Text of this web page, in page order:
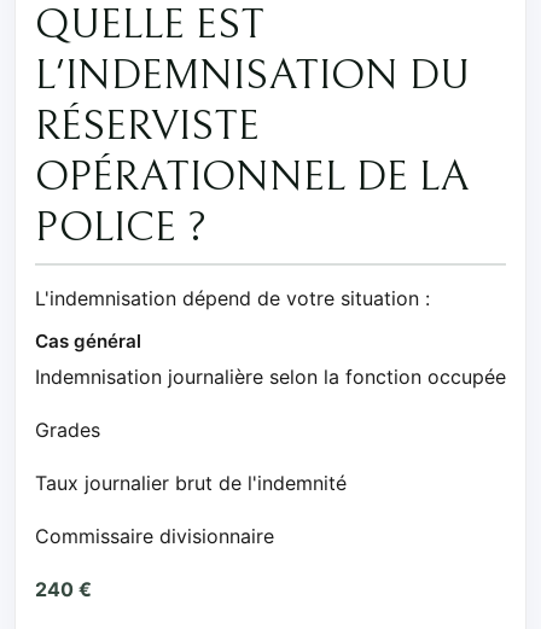
QUELLE EST
L'INDEMNISATION DU
RÉSERVISTE
OPÉRATIONNEL DE LA
POLICE ?
L'indemnisation dépend de votre situation :
Cas général
Indemnisation journalière selon la fonction occupée
Grades
Taux journalier brut de l'indemnité
Commissaire divisionnaire
240 €